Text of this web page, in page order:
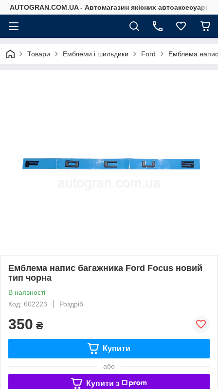
AUTOGRAN.COM.UA - Автомагазин якісних автоаксесуарів
Товари Емблеми і шильдики Ford Емблема
Емблема напис багажника Ford Focus новий
тип чорна
В наявності
Код: 602223
Роздріб
350 ₴
Купити
або
Купити з